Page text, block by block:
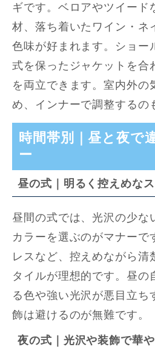
ギです。ベロアやツイード
材、落ち着いたワイン・ネ
色味が好まれます。ショー
式を保ったジャケットを合
を両立できます。室内外の
め、インナーで調整するの
時間帯別｜昼と夜で
ー
昼の式｜明るく控えめな
昼間の式では、光沢の少な
カラーを選ぶのがマナーで
レスなど、控えめながら清
タイルが理想的です。昼の
る色や強い光沢が悪目立ち
飾は避けるのが無難です。
夜の式｜光沢や装飾で華